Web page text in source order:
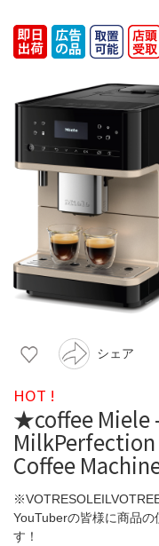
シェア
HOT !
★coffee Miele
MilkPerfection
Coffee
YouTuberの皆様に商品
す！